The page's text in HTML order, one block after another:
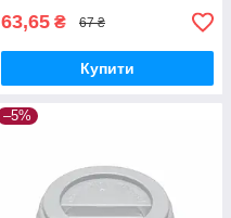
63,65 ₴ 67 ₴
Купити
–5%